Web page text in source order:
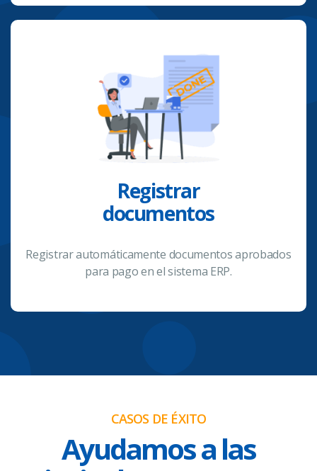
Registrar
documentos
Registrar automáticamente documentos aprobados
para pago en el sistema ERP.
CASOS DE ÉXITO
Ayudamos a las